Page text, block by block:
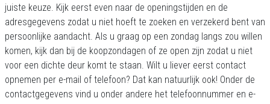
juiste keuze. Kijk eerst even naar de openingstijden en de
adresgegevens zodat u niet hoeft te zoeken en verzekerd bent van
persoonlijke aandacht. Als u graag op een zondag langs zou willen
komen, kijk dan bij de koopzondagen of ze open zijn zodat u niet
voor een dichte deur komt te staan. Wilt u liever eerst contact
opnemen per e-mail of telefoon? Dat kan natuurlijk ook! Onder de
contactgegevens vind u onder andere het telefoonnummer en e-